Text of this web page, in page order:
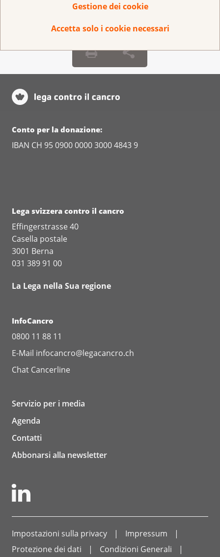
Gestione dei cookie
Accetta solo i cookie necessari
Conto per la donazione:
IBAN CH 95 0900 0000 3000 4843 9
Lega svizzera contro il cancro
Effingerstrasse 40
Casella postale
3001 Berna
031 389 91 00
La Lega nella Sua regione
InfoCancro
0800 11 88 11
E-Mail infocancro@legacancro.ch
Chat Cancerline
Servizio per i media
Agenda
Contatti
Abbonarsi alla newsletter
Impostazioni sulla privacy
Impressum
Protezione dei dati
Condizioni Generali